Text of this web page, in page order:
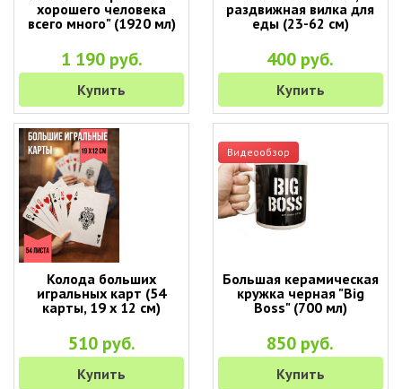
хорошего человека
всего много" (1920 мл)
1 190 руб.
Купить
раздвижная вилка для
еды (23-62 см)
400 руб.
Купить
Колода больших
игральных карт (54
карты, 19 х 12 см)
510 руб.
Купить
Видеообзор
Большая керамическая
кружка черная "Big
Boss" (700 мл)
850 руб.
Купить